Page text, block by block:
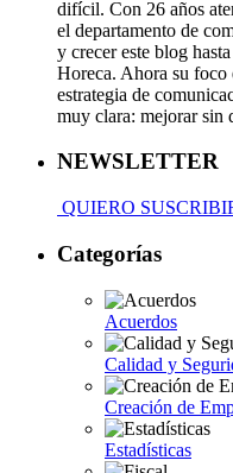
difícil. Con 26 años
el departamento de
y crecer este blog
Horeca. Ahora su foco
estrategia de
muy clara: mejorar sin
NEWSLETTER
QUIERO
Categorías
Acuerdos
Calidad y
Creación de
Estadísticas